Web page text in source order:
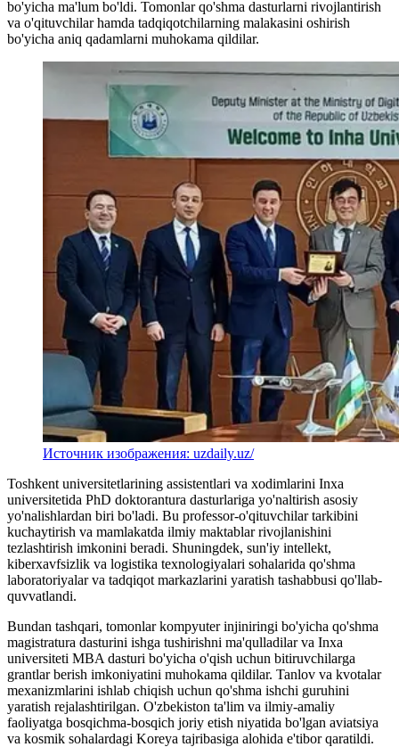
bo'yicha ma'lum bo'ldi. Tomonlar qo'shma dasturlarni rivojlantirish
va o'qituvchilar hamda tadqiqotchilarning malakasini oshirish
bo'yicha aniq qadamlarni muhokama qildilar.
Источник изображения: uzdaily.uz/
Toshkent universitetlarining assistentlari va xodimlarini Inxa
universitetida PhD doktorantura dasturlariga yo'naltirish asosiy
yo'nalishlardan biri bo'ladi. Bu professor-o'qituvchilar tarkibini
kuchaytirish va mamlakatda ilmiy maktablar rivojlanishini
tezlashtirish imkonini beradi. Shuningdek, sun'iy intellekt,
kiberxavfsizlik va logistika texnologiyalari sohalarida qo'shma
laboratoriyalar va tadqiqot markazlarini yaratish tashabbusi qo'llab-
quvvatlandi.
Bundan tashqari, tomonlar kompyuter injiniringi bo'yicha qo'shma
magistratura dasturini ishga tushirishni ma'qulladilar va Inxa
universiteti MBA dasturi bo'yicha o'qish uchun bitiruvchilarga
grantlar berish imkoniyatini muhokama qildilar. Tanlov va kvotalar
mexanizmlarini ishlab chiqish uchun qo'shma ishchi guruhini
yaratish rejalashtirilgan. O'zbekiston ta'lim va ilmiy-amaliy
faoliyatga bosqichma-bosqich joriy etish niyatida bo'lgan aviatsiya
va kosmik sohalardagi Koreya tajribasiga alohida e'tibor qaratildi.